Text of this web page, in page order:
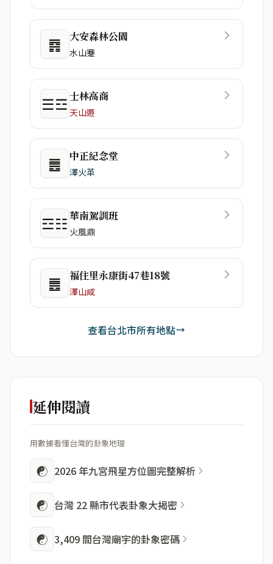
䷴ 大安森林公園
水山蹇
☰☲士林高商
天山遯
䷌ 中正紀念堂
澤火革
☲☷華南駕訓班
火風鼎
䷌ 福住里永康街47巷18號
澤山咸
查看台北市所有地點
延伸閱讀
用數據看懂台灣的卦象地理
☯ 2026 年九宮飛星方位圖完整解析
☯ 台灣 22 縣市代表卦象大揭密
☯ 3,409 間台灣廟宇的卦象密碼